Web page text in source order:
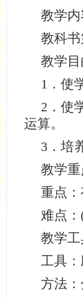
教学内
教科
教学目
1．使
2．使
运算。
3．培
教学重
重点
难点
教学工
工具
方法